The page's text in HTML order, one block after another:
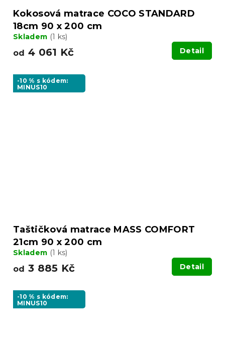
Kokosová matrace COCO STANDARD
18cm 90 x 200 cm
Skladem (1 ks)
od 4 061 Kč Detail
-10 % s kódem:
MINUS10
Taštičková matrace MASS COMFORT
21cm 90 x 200 cm
Skladem (1 ks)
od 3 885 Kč Detail
-10 % s kódem:
MINUS10